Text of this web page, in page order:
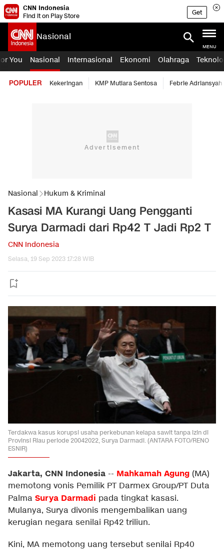
CNN Indonesia
Find it on Play Store
Get
Nasional
MENU
You Nasional Internasional Ekonomi Olahraga
POPULER Kekeringan KMP Mutiara Sentosa Febrie Adriansyah
Nasional Hukum & Kriminal
Kasasi MA Kurangi Uang Pengganti
Surya Darmadi dari Rp42 T Jadi Rp2 T
CNN Indonesia
Selasa, 19 Sep 2023 17:28 WIB
Terdakwa kasus korupsi usaha perkebunan kelapa sawit tanpa izin di
Provinsi Riau periode 20042022, Surya Darmadi. (ANTARA FOTO/RENO
ESNIR)
Jakarta, CNN Indonesia -- Mahkamah Agung (MA)
memotong vonis Pemilik PT Darmex Group/PT Duta
Palma Surya Darmadi pada tingkat kasasi.
Mulanya, Surya divonis mengembalikan uang
kerugian negara senilai Rp42 triliun.
Kini, MA memotong uang tersebut senilai Rp40